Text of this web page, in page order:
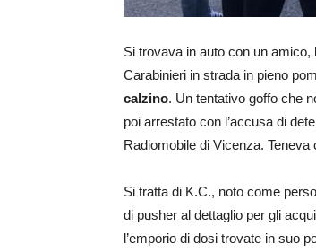
Si trovava in auto con un amico,
Carabinieri in strada in pieno
calzino. Un tentativo goffo che
poi arrestato con l’accusa di
Radiomobile di Vicenza.
Si tratta di K.C., noto come
di pusher al dettaglio per gli
l’emporio di dosi trovate in suo